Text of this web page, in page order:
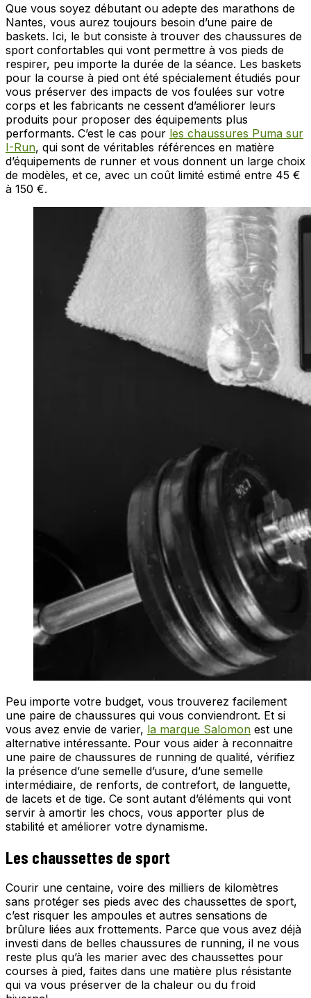
Que vous soyez débutant ou adepte des marathons de
Nantes, vous aurez toujours besoin d’une paire de
baskets. Ici, le but consiste à trouver des chaussures de
sport confortables qui vont permettre à vos pieds de
respirer, peu importe la durée de la séance. Les baskets
pour la course à pied ont été spécialement étudiés pour
vous préserver des impacts de vos foulées sur votre
corps et les fabricants ne cessent d’améliorer leurs
produits pour proposer des équipements plus
performants. C’est le cas pour les chaussures Puma sur
I-Run, qui sont de véritables références en matière
d’équipements de runner et vous donnent un large choix
de modèles, et ce, avec un coût limité estimé entre 45 €
à 150 €.
Peu importe votre budget, vous trouverez facilement
une paire de chaussures qui vous conviendront. Et si
vous avez envie de varier, la marque Salomon est une
alternative intéressante. Pour vous aider à reconnaitre
une paire de chaussures de running de qualité, vérifiez
la présence d’une semelle d’usure, d’une semelle
intermédiaire, de renforts, de contrefort, de languette,
de lacets et de tige. Ce sont autant d’éléments qui vont
servir à amortir les chocs, vous apporter plus de
stabilité et améliorer votre dynamisme.
Les chaussettes de sport
Courir une centaine, voire des milliers de kilomètres
sans protéger ses pieds avec des chaussettes de sport,
c’est risquer les ampoules et autres sensations de
brûlure liées aux frottements. Parce que vous avez déjà
investi dans de belles chaussures de running, il ne vous
reste plus qu’à les marier avec des chaussettes pour
courses à pied, faites dans une matière plus résistante
qui va vous préserver de la chaleur ou du froid